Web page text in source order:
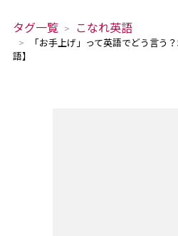
タグ一覧 こなれ英語
「お手上げ」って英語でどう言う
語】